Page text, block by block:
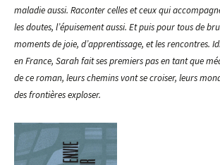
maladie aussi. Raconter celles et ceux qui
les doutes, l’épuisement aussi. Et puis pour tous de
moments de joie, d’apprentissage, et les rencontres.
en France, Sarah fait ses premiers pas en tant que
de ce roman, leurs chemins vont se croiser, leurs
des frontières exploser.